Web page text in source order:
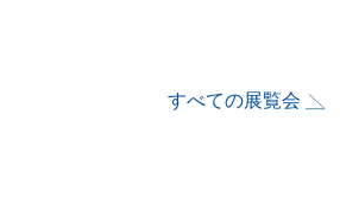
すべての展覧会